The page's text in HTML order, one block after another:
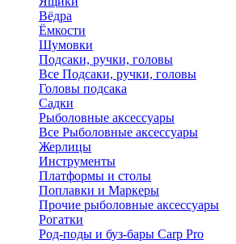
Вёдра
Ёмкости
Шумовки
Подсаки, ручки, головы
Все Подсаки, ручки, головы
Головы подсака
Садки
Рыболовные аксессуары
Все Рыболовные аксессуары
Жерлицы
Инструменты
Платформы и столы
Поплавки и Маркеры
Прочие рыболовные аксессуары
Рогатки
Род-поды и буз-бары Carp Pro